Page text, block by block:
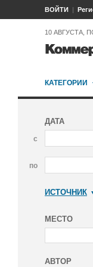
ВОЙТИ
10 АВГУСТА,
КАТЕГОРИИ
ДАТА
с
по
ИСТОЧНИК
МЕСТО
АВТОР